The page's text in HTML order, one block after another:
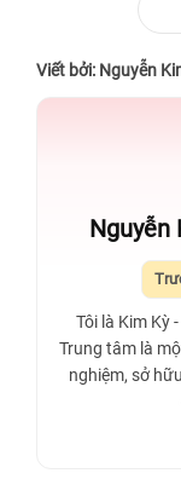
Viết bởi: Nguyễn
Nguyễn
Tôi là Kim Kỳ
Trung tâm là
nghiệm, sở